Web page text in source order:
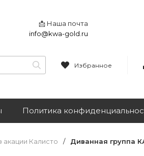
📩 Наша почта
info@kwa-gold.ru
Избранное
Политика
акации Калисто / Диванная группа